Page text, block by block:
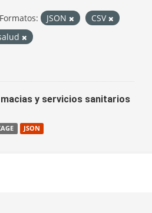
Formatos: JSON
CSV
y servicios sanitarios
JSON